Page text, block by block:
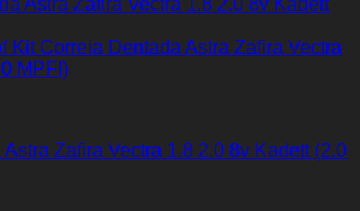
Zafira Vectra 1.8 2.0 8v Kadett (2.0